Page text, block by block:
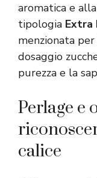
aromatica e
tipologia Extra
menzionata
dosaggio
purezza e la
Perlage e
calice